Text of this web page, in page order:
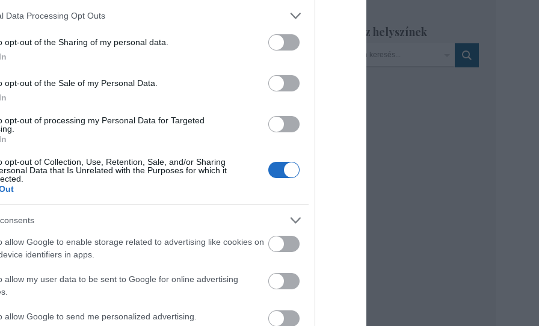
Data Processing Opt Outs
opt-out of the Sharing of my personal data.
opt-out of the Sale of my Personal Data.
opt-out of processing my Personal Data for Targeted
opt-out of Collection, Use, Retention, Sale, and/or Sharing
Data that Is Unrelated with the Purposes for which it
allow Google to enable storage related to advertising like cookies on
identifiers in apps.
allow my user data to be sent to Google for online advertising
allow Google to send me personalized advertising.
pontosan, hogy honnan ered, de történelme
Kojoson
vezethető vissza. Ennek a sámántáncnak a
ünnepeihez köthető. A napjainkban látható gut és az
fel. Az Arirang a koreai nép múltját, jelenét és
pedig egy új előadásformát hoz létre. A Jeongseon
Yangbanjeon darabon keresztül egymásba
megkeressük a béke útját.
Szinház helyszínek